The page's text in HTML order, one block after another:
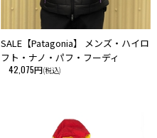
SALE【Patagonia】 メンズ・ハイロ
フト・ナノ・パフ・フーディ
42,075円(税込)